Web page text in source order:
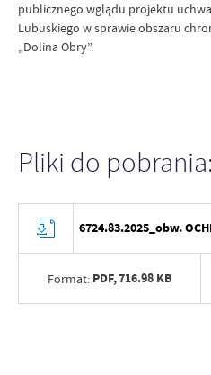
publicznego wglądu projektu
Lubuskiego w sprawie obszaru
„Dolina Obry”.
Pliki do pobrania:
6724.83.2025_obw.
Format: PDF,716.98 KB